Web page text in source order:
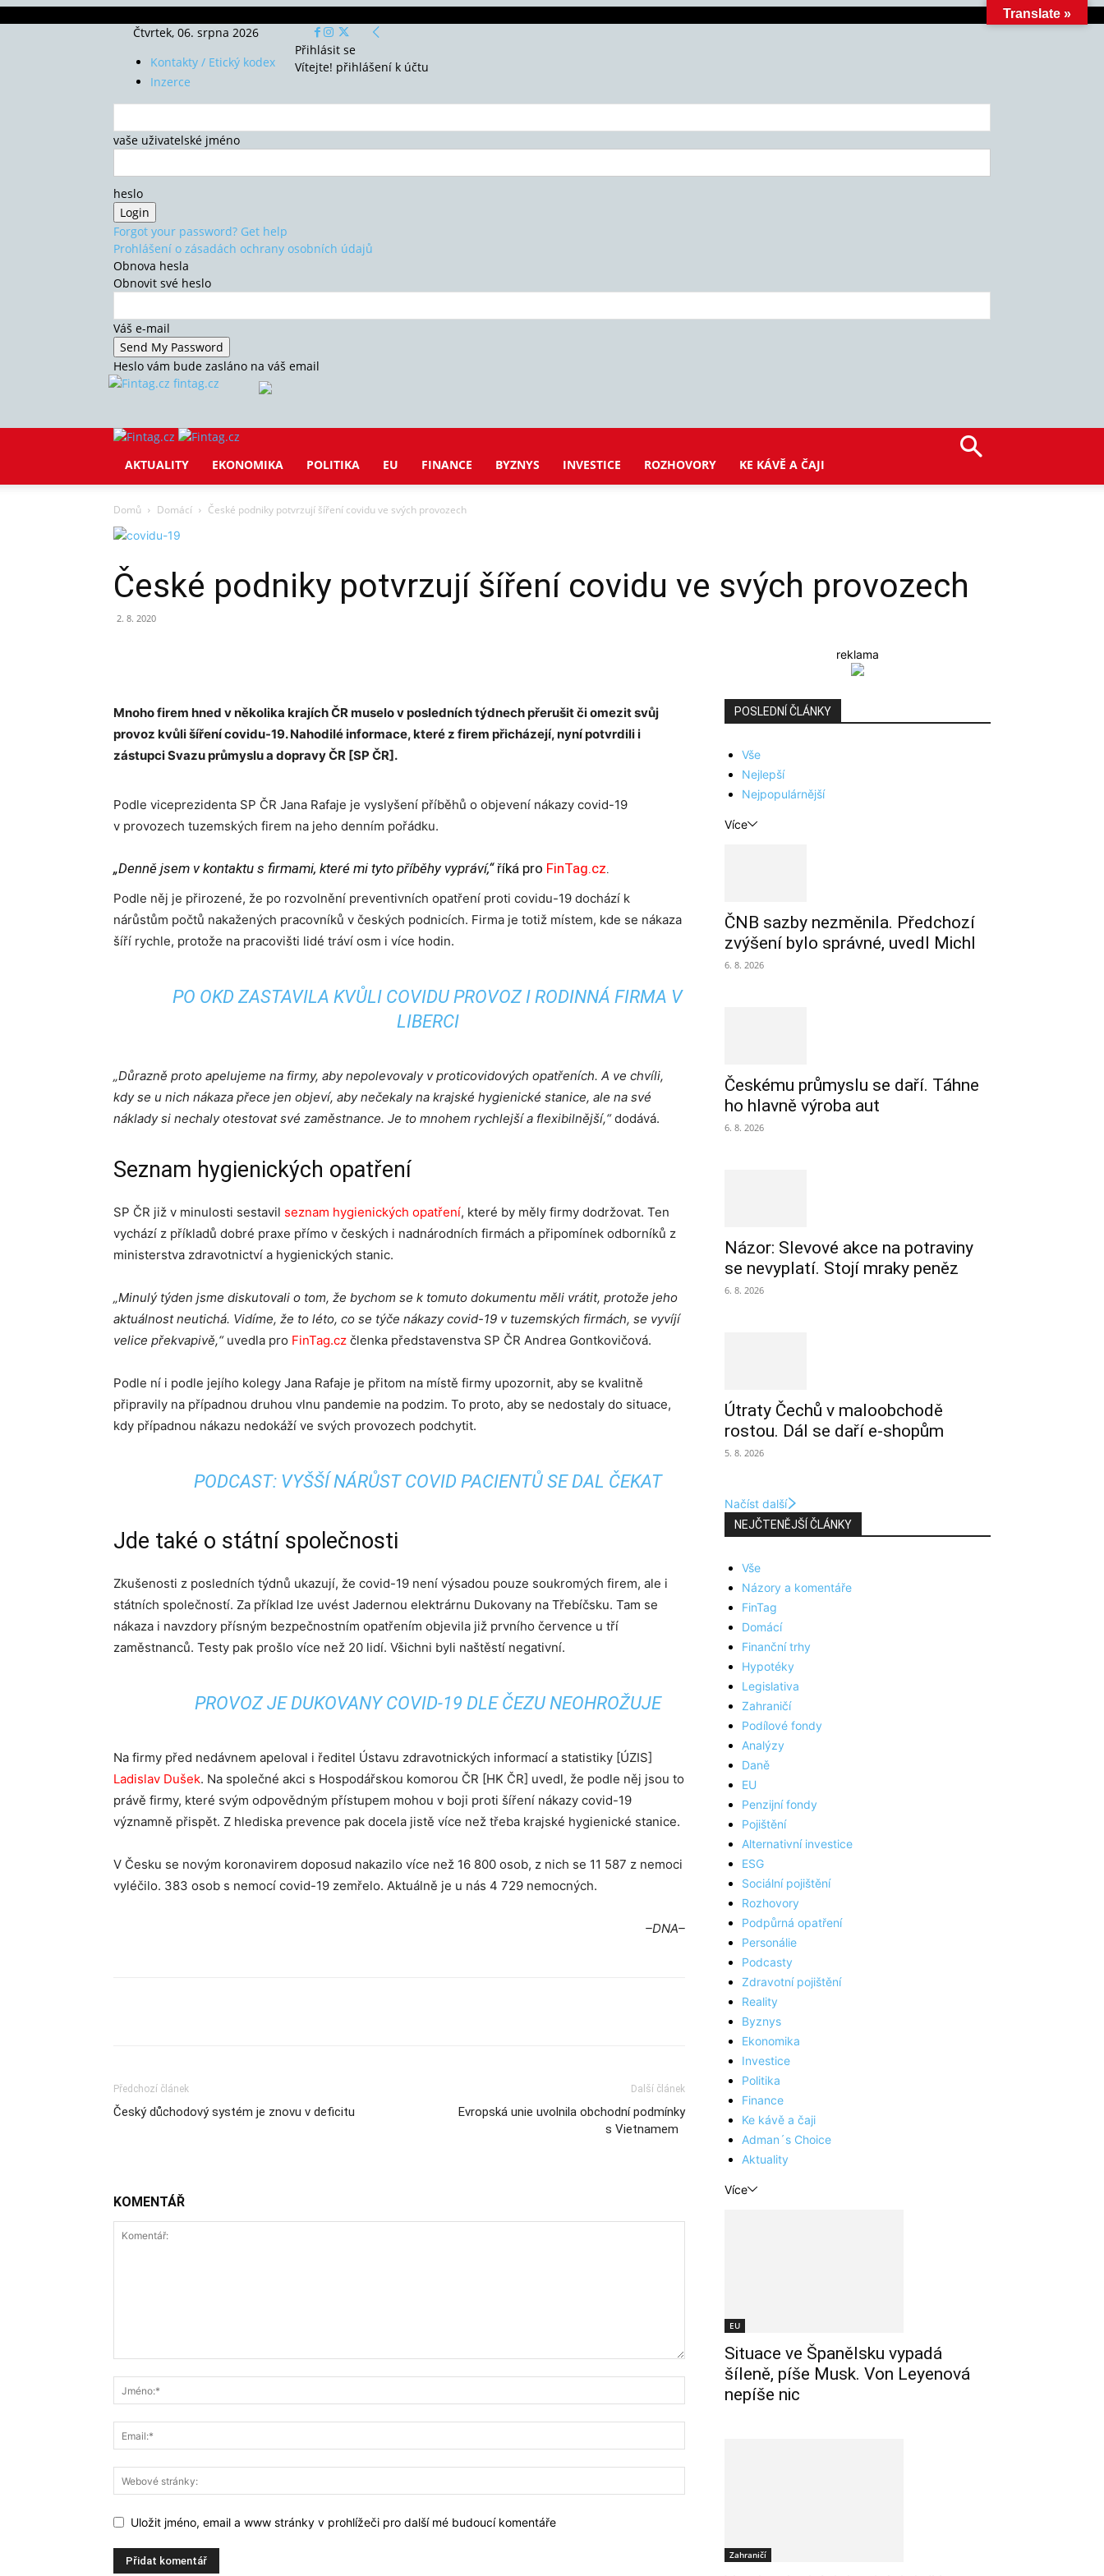
Čtvrtek, 06. srpna 2026
Kontakty / Etický kodex
Inzerce
Přihlásit se
Vítejte! přihlášení k účtu
vaše uživatelské jméno
heslo
Forgot your password? Get help
Prohlášení o zásadách ochrany osobních údajů
Obnova hesla
Obnovit své heslo
Váš e-mail
Heslo vám bude zasláno na váš email
fintag.cz
AKTUALITY EKONOMIKA POLITIKA EU FINANCE BYZNYS INVESTICE ROZHOVORY KE KÁVĚ A ČAJI
Domů Domácí České podniky potvrzují šíření covidu ve svých provozech
České podniky potvrzují šíření covidu ve svých provozech
2. 8. 2020
Mnoho firem hned v několika krajích ČR muselo v posledních týdnech přerušit či omezit svůj
provoz kvůli šíření covidu-19. Nahodilé informace, které z firem přicházejí, nyní potvrdili i
zástupci Svazu průmyslu a dopravy ČR [SP ČR].
Podle viceprezidenta SP ČR Jana Rafaje je vyslyšení příběhů o objevení nákazy covid-19
v provozech tuzemských firem na jeho denním pořádku.
„Denně jsem v kontaktu s firmami, které mi tyto příběhy vypráví,“říká pro FinTag.cz.
Podle něj je přirozené, že po rozvolnění preventivních opatření proti covidu-19 dochází k
nárůstům počtů nakažených pracovníků v českých podnicích. Firma je totiž místem, kde se nákaza
šíří rychle, protože na pracovišti lidé tráví osm i více hodin.
PO OKD ZASTAVILA KVŮLI COVIDU PROVOZ I RODINNÁ FIRMA V
LIBERCI
„Důrazně proto apelujeme na firmy, aby nepolevovaly v proticovidových opatřeních. A ve chvíli,
kdy se u nich nákaza přece jen objeví, aby nečekaly na krajské hygienické stanice, ale na své
náklady si nechaly otestovat své zaměstnance. Je to mnohem rychlejší a flexibilnější,“dodává.
Seznam hygienických opatření
SP ČR již v minulosti sestavil seznam hygienických opatření, které by měly firmy dodržovat. Ten
vychází z příkladů dobré praxe přímo v českých i nadnárodních firmách a připomínek odborníků z
ministerstva zdravotnictví a hygienických stanic.
„Minulý týden jsme diskutovali o tom, že bychom se k tomuto dokumentu měli vrátit, protože jeho
aktuálnost neutichá. Vidíme, že to léto, co se týče nákazy covid-19 v tuzemských firmách, se vyvíjí
velice překvapivě,“uvedla pro FinTag.cz členka představenstva SP ČR Andrea Gontkovičová.
Podle ní i podle jejího kolegy Jana Rafaje je přitom na místě firmy upozornit, aby se kvalitně
připravily na případnou druhou vlnu pandemie na podzim. To proto, aby se nedostaly do situace,
kdy případnou nákazu nedokáží ve svých provozech podchytit.
PODCAST: VYŠŠÍ NÁRŮST COVID PACIENTŮ SE DAL ČEKAT
Jde také o státní společnosti
Zkušenosti z posledních týdnů ukazují, že covid-19 není výsadou pouze soukromých firem, ale i
státních společností. Za příklad lze uvést Jadernou elektrárnu Dukovany na Třebíčsku. Tam se
nákaza i navzdory přísným bezpečnostním opatřením objevila již prvního července u tří
zaměstnanců. Testy pak prošlo více než 20 lidí. Všichni byli naštěstí negativní.
PROVOZ JE DUKOVANY COVID-19 DLE ČEZU NEOHROŽUJE
Na firmy před nedávnem apeloval i ředitel Ústavu zdravotnických informací a statistiky [ÚZIS]
Ladislav Dušek. Na společné akci s Hospodářskou komorou ČR [HK ČR] uvedl, že podle něj jsou to
právě firmy, které svým odpovědným přístupem mohou v boji proti šíření nákazy covid-19
významně přispět. Z hlediska prevence pak docela jistě více než třeba krajské hygienické stanice.
V Česku se novým koronavirem doposud nakazilo více než 16 800 osob, z nich se 11 587 z nemoci
vyléčilo. 383 osob s nemocí covid-19 zemřelo. Aktuálně je u nás 4 729 nemocných.
–DNA–
Předchozí článek
Český důchodový systém je znovu v deficitu
Další článek
Evropská unie uvolnila obchodní podmínky
s Vietnamem
KOMENTÁŘ
Uložit jméno, email a www stránky v prohlížeči pro další mé budoucí komentáře
reklama
POSLEDNÍ ČLÁNKY
Vše
Nejlepší
Nejpopulárnější
Více
ČNB sazby nezměnila. Předchozí
zvýšení bylo správné, uvedl Michl
6. 8. 2026
Českému průmyslu se daří. Táhne
ho hlavně výroba aut
6. 8. 2026
Názor: Slevové akce na potraviny
se nevyplatí. Stojí mraky peněz
6. 8. 2026
Útraty Čechů v maloobchodě
rostou. Dál se daří e-shopům
5. 8. 2026
Načíst další
NEJČTENĚJŠÍ ČLÁNKY
Vše
Názory a komentáře
FinTag
Domácí
Finanční trhy
Hypotéky
Legislativa
Zahraničí
Podílové fondy
Analýzy
Daně
EU
Penzijní fondy
Pojištění
Alternativní investice
ESG
Sociální pojištění
Rozhovory
Podpůrná opatření
Personálie
Podcasty
Zdravotní pojištění
Reality
Byznys
Ekonomika
Investice
Politika
Finance
Ke kávě a čaji
Adman´s Choice
Aktuality
Více
EU
Situace ve Španělsku vypadá
šíleně, píše Musk. Von Leyenová
nepíše nic
Zahraničí
Translate »